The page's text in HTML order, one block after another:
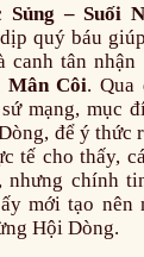
Sủng – Suối
quý báu
canh tân nhận
Mân Côi. Qua
mạng, mục
để ý thức
tế cho thấy,
nhưng chính
mới tạo nên
Hội Dòng.